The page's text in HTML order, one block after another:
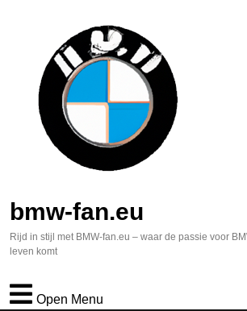
bmw-fan.eu
Rijd in stijl met BMW-fan.eu – waar de passie voor
leven komt
Open Menu